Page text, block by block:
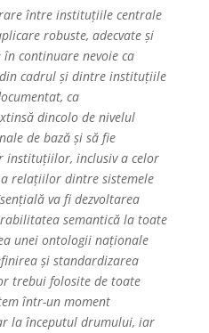
între instituțiile centrale
robuste, adecvate și
continuare nevoie ca
cadrul și dintre instituțiile
ca
dincolo de nivelul
de bază și să fie
inclusiv a celor
relațiilor dintre sistemele
va fi dezvoltarea
semantică la toate
unei ontologii naționale
și standardizarea
trebui folosite de toate
într-un moment
la începutul drumului, iar